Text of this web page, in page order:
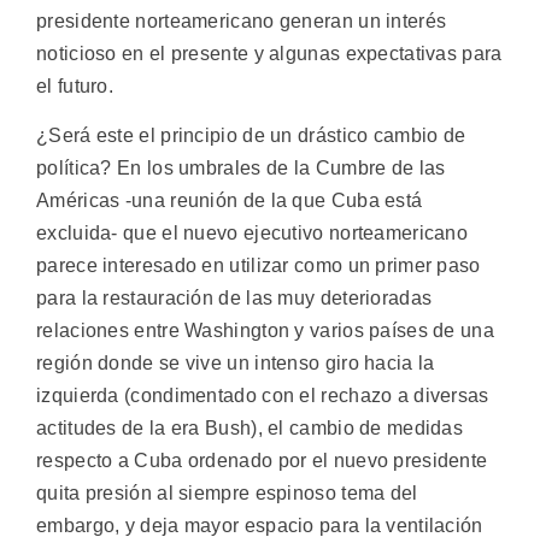
presidente norteamericano generan un interés
noticioso en el presente y algunas expectativas para
el futuro.
¿Será este el principio de un drástico cambio de
política? En los umbrales de la Cumbre de las
Américas -una reunión de la que Cuba está
excluida- que el nuevo ejecutivo norteamericano
parece interesado en utilizar como un primer paso
para la restauración de las muy deterioradas
relaciones entre Washington y varios países de una
región donde se vive un intenso giro hacia la
izquierda (condimentado con el rechazo a diversas
actitudes de la era Bush), el cambio de medidas
respecto a Cuba ordenado por el nuevo presidente
quita presión al siempre espinoso tema del
embargo, y deja mayor espacio para la ventilación